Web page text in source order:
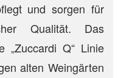
und sorgen für
Qualität. Das
„Zuccardi Q“ Linie
alten Weingärten